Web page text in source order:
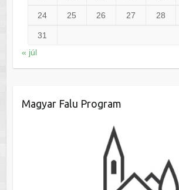
24 25 26 27 28
31
« júl
Magyar Falu Program